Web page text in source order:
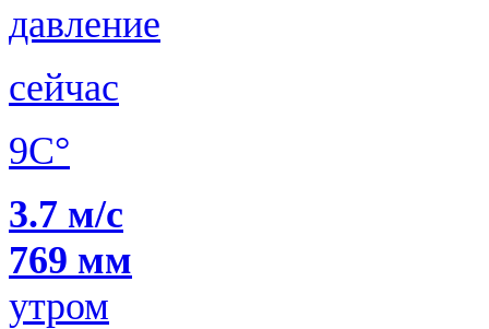
давление
сейчас
9C°
3.7 м/с
769 мм
утром